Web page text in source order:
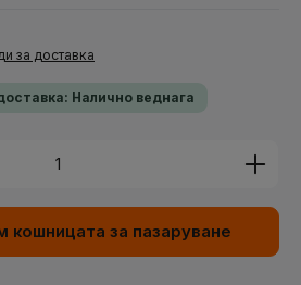
за доставка
Налично веднага
Въведете желаната
кошницата за пазаруване